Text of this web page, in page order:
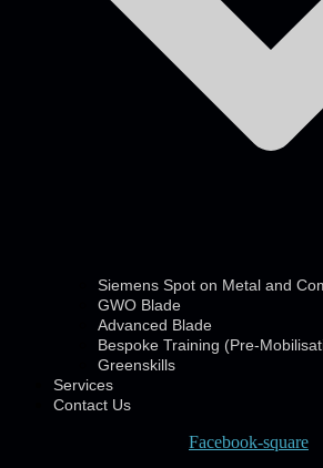
Siemens Spot on Metal and
GWO Blade
Advanced Blade
Bespoke Training (Pre-
Greenskills
Services
Contact Us
Facebook-square